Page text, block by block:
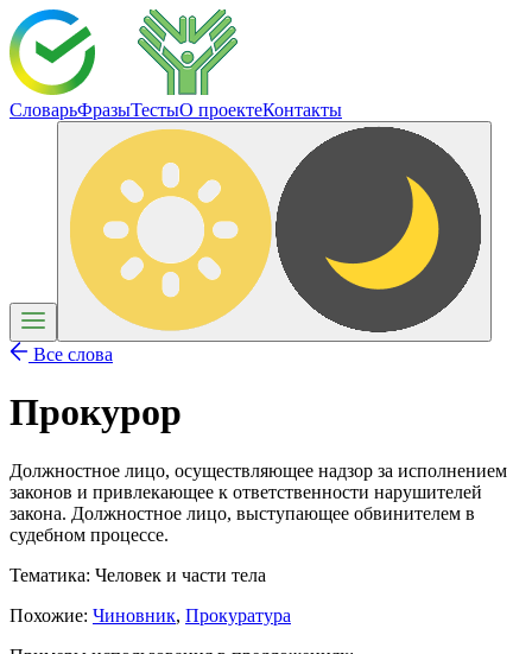
СловарьФразыТестыО проектеКонтакты
Все слова
Прокурор
Должностное лицо, осуществляющее надзор за исполнением
законов и привлекающее к ответственности нарушителей
закона. Должностное лицо, выступающее обвинителем в
судебном процессе.
Тематика: Человек и части тела
Похожие: Чиновник, Прокуратура